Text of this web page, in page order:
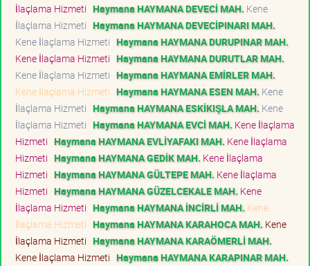
İlaçlama Hizmeti Haymana HAYMANA DEVECİ MAH. Kene
İlaçlama Hizmeti Haymana HAYMANA DEVECİPINARI MAH.
Kene İlaçlama Hizmeti Haymana HAYMANA DURUPINAR MAH.
Kene İlaçlama Hizmeti Haymana HAYMANA DURUTLAR MAH.
Kene İlaçlama Hizmeti Haymana HAYMANA EMİRLER MAH.
Kene İlaçlama Hizmeti Haymana HAYMANA ESEN MAH. Kene
İlaçlama Hizmeti Haymana HAYMANA ESKİKIŞLA MAH. Kene
İlaçlama Hizmeti Haymana HAYMANA EVCİ MAH. Kene İlaçlama
Hizmeti Haymana HAYMANA EVLİYAFAKI MAH. Kene İlaçlama
Hizmeti Haymana HAYMANA GEDİK MAH. Kene İlaçlama
Hizmeti Haymana HAYMANA GÜLTEPE MAH. Kene İlaçlama
Hizmeti Haymana HAYMANA GÜZELCEKALE MAH. Kene
İlaçlama Hizmeti Haymana HAYMANA İNCİRLİ MAH. Kene
İlaçlama Hizmeti Haymana HAYMANA KARAHOCA MAH. Kene
İlaçlama Hizmeti Haymana HAYMANA KARAÖMERLİ MAH.
Kene İlaçlama Hizmeti Haymana HAYMANA KARAPINAR MAH.